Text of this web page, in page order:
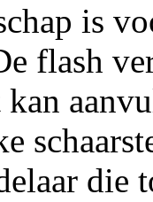
is
flash
die